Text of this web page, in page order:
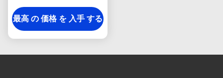
300V家の電気ホック
最高 の 価格 を 入手 する